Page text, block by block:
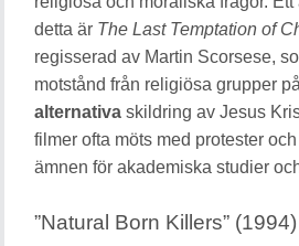
detta är The Last Temptation of
regisserad av Martin Scorsese,
motstånd från religiösa grupper
alternativaskildring av Jesus
filmer ofta möts med protester
ämnen för akademiska studier
”Natural Born Killers” (1994)